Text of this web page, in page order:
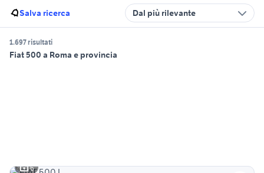
Salva ricerca Dal più rilevante
1.697 risultati
Fiat 500 a Roma e provincia
6